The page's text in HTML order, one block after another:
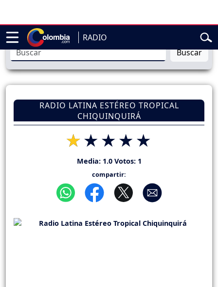
RADIO
de Abelardo de la Espriella
Buscar
RADIO LATINA ESTÉREO TROPICAL
CHIQUINQUIRÁ
Media: 1.0Votos: 1
compartir: